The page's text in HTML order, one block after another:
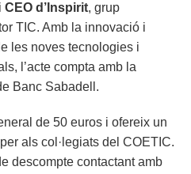
i CEO d’Inspirit, grup
TIC. Amb la innovació i
les noves tecnologies i
l’acte compta amb la
Banc Sabadell.
de 50 euros i ofereix un
per als col·legiats del COETIC.
descompte contactant amb